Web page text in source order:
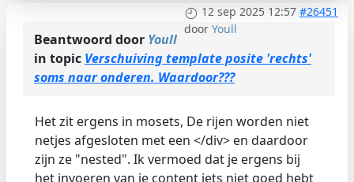
12 sep 2025 12:57 #26451
door Youll
Beantwoord door Youll
in topic Verschuiving template posite 'rechts'
soms naar onderen. Waardoor???
Het zit ergens in mosets, De rijen worden niet
netjes afgesloten met een </div> en daardoor
zijn ze "nested". Ik vermoed dat je ergens bij
het invoeren van je content iets niet goed hebt